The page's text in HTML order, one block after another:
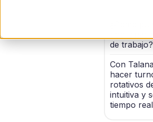
de trabajo?
Con
hacer
rotativos
intuitiva y
tiempo real